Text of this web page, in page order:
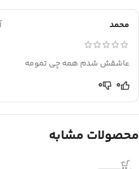
محمد
عاشقش شدم همه چی تمومه
0
0
محصولات مشابه